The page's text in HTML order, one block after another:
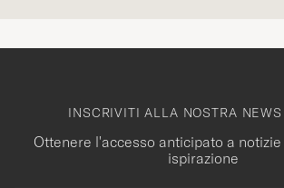
INSCRIVITI ALLA NOSTRA
Ottenere l'accesso anticipato a
ispirazione